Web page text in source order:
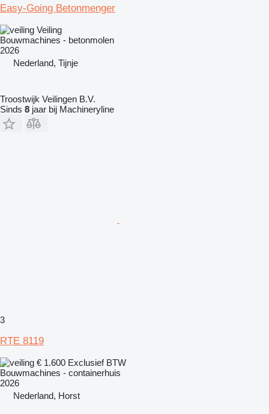
Easy-Going Betonmenger
Veiling
Bouwmachines - betonmolen
2026
Nederland, Tijnje
Troostwijk Veilingen B.V.
Sinds 8 jaar bij Machineryline
3
RTE 8119
€ 1.600 Exclusief BTW
Bouwmachines - containerhuis
2026
Nederland, Horst